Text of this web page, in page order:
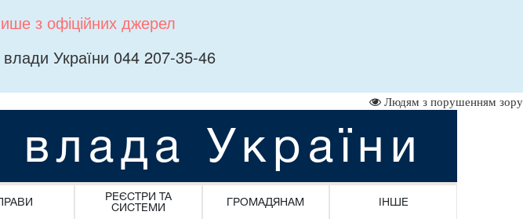
з офіційних джерел
України 044 207-35-46
Людям з порушенням зору
України
РЕЄСТРИ ТА
СИСТЕМИ
ГРОМАДЯНАМ ІНШЕ